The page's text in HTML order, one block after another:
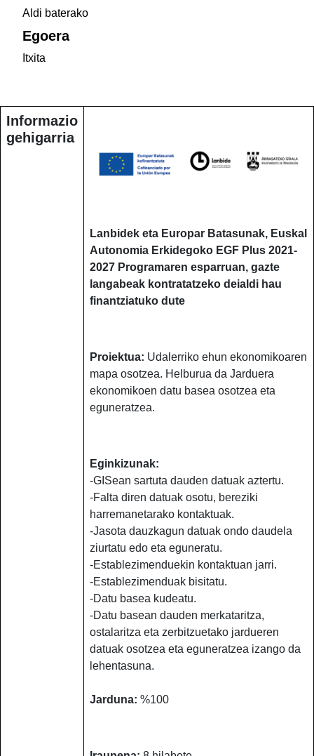
Aldi baterako
Egoera
Itxita
Informazio
gehigarria
Lanbidek eta Europar Batasunak, Euskal
Autonomia Erkidegoko EGF Plus 2021-
2027 Programaren esparruan, gazte
langabeak kontratatzeko deialdi hau
finantziatuko dute
Proiektua: Udalerriko ehun ekonomikoaren
mapa osotzea. Helburua da Jarduera
ekonomikoen datu basea osotzea eta
eguneratzea.
Eginkizunak:
-GISean sartuta dauden datuak aztertu.
-Falta diren datuak osotu, bereziki
harremanetarako kontaktuak.
-Jasota dauzkagun datuak ondo daudela
ziurtatu edo eta eguneratu.
-Establezimenduekin kontaktuan jarri.
-Establezimenduak bisitatu.
-Datu basea kudeatu.
-Datu basean dauden merkataritza,
ostalaritza eta zerbitzuetako jardueren
datuak osotzea eta eguneratzea izango da
lehentasuna.
Jarduna: %100